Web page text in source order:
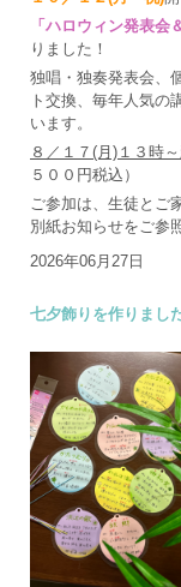
「ハロウィン発表会
りました！
独唱・独奏発表会、
ト交換、毎年人気の
います。
８／１７(月)１３時
５００円税込）
ご参加は、生徒とご
別紙お知らせをご参
2026年06月27日
七夕飾りを作りまし